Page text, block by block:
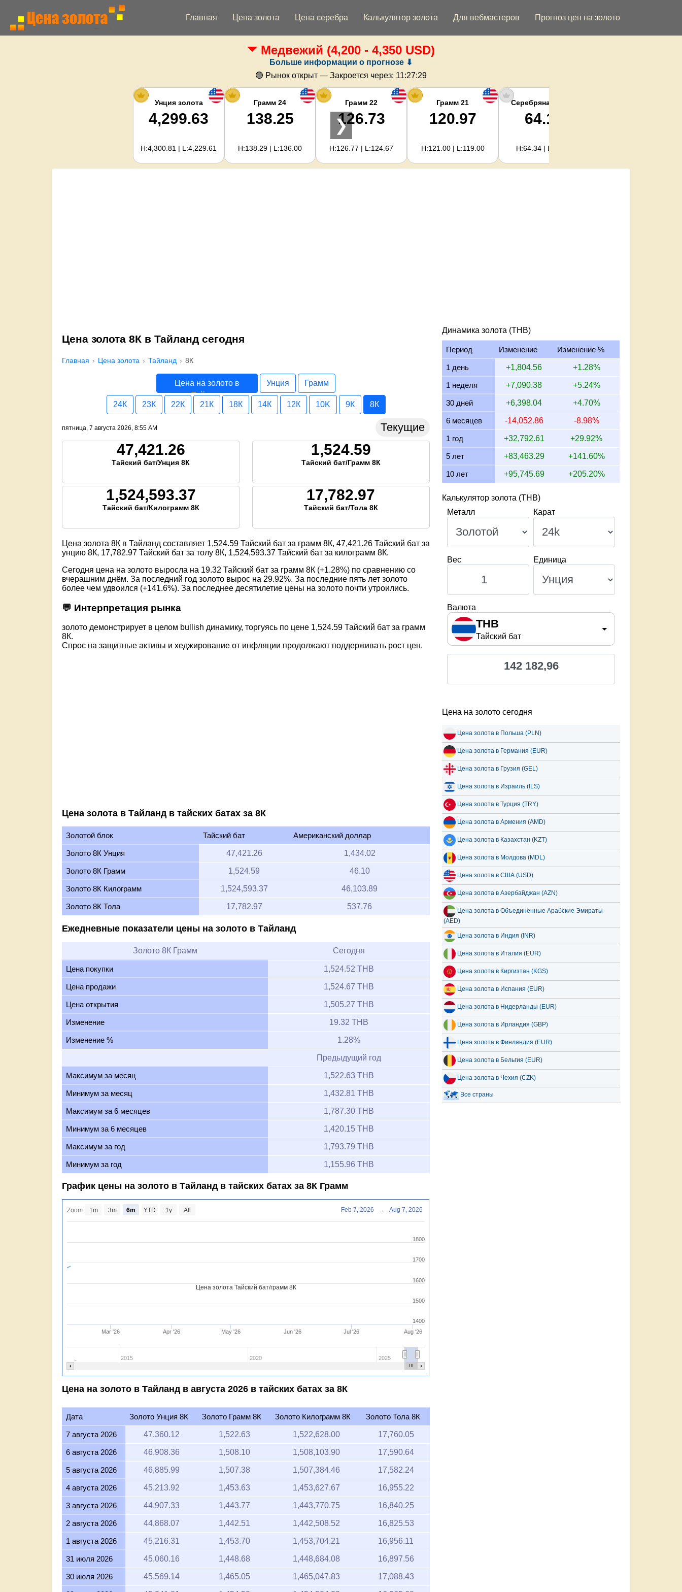
Главная Цена золота Цена серебра Калькулятор золота Для вебмастеров Прогноз цен на золото
Медвежий (4,200 - 4,350 USD)
Больше информации о прогнозе ⬇
🟢 Рынок открыт — Закроется через: 11:27:28
Унция золота
4,299.63
H:4,300.81 | L:4,229.61
Грамм 24
138.25
H:138.29 | L:136.00
Грамм 22
126.73
H:126.77 | L:124.67
Грамм 21
120.97
H:121.00 | L:119.00
Серебряная унция
64.16
H:64.34 | L:61.15
❯
Цена золота 8К в Тайланд сегодня
Главная Цена золота Тайланд 8К
Цена на золото в
Тайланд
Унция Грамм
24К 23К 22К 21К 18К 14К 12К 10K 9К 8К
пятница, 7 августа 2026, 8:55 AM Текущие
47,421.26
Тайский бат/Унция 8К
1,524.59
Тайский бат/Грамм 8К
1,524,593.37
Тайский бат/Килограмм 8К
17,782.97
Тайский бат/Тола 8К
Цена золота 8К в Тайланд составляет 1,524.59 Тайский бат за грамм 8К, 47,421.26 Тайский бат за
унцию 8К, 17,782.97 Тайский бат за толу 8К, 1,524,593.37 Тайский бат за килограмм 8К.
Сегодня цена на золото выросла на 19.32 Тайский бат за грамм 8К (+1.28%) по сравнению со
вчерашним днём. За последний год золото вырос на 29.92%. За последние пять лет золото
более чем удвоился (+141.6%). За последнее десятилетие цены на золото почти утроились.
💬 Интерпретация рынка
золото демонстрирует в целом bullish динамику, торгуясь по цене 1,524.59 Тайский бат за грамм
8К.
Спрос на защитные активы и хеджирование от инфляции продолжают поддерживать рост цен.
Цена золота в Тайланд в тайских батах за 8К
Золотой блок Тайский бат Американский доллар
Золото 8К Унция 47,421.26 1,434.02
Золото 8К Грамм 1,524.59 46.10
Золото 8К Килограмм 1,524,593.37 46,103.89
Золото 8К Тола 17,782.97 537.76
Ежедневные показатели цены на золото в Тайланд
Золото 8К Грамм Сегодня
Цена покупки 1,524.52 THB
Цена продажи 1,524.67 THB
Цена открытия 1,505.27 THB
Изменение 19.32 THB
Изменение % 1.28%
Предыдущий год
Максимум за месяц 1,522.63 THB
Минимум за месяц 1,432.81 THB
Максимум за 6 месяцев 1,787.30 THB
Минимум за 6 месяцев 1,420.15 THB
Максимум за год 1,793.79 THB
Минимум за год 1,155.96 THB
График цены на золото в Тайланд в тайских батах за 8К Грамм
Цена золота Тайский бат/грамм 8К
Mar '26 Apr '26 May '26 Jun '26 Jul '26 Aug '26
2015 2020 2025
1400
1500
1600
1700
1800
Zoom 1m 3m 6m YTD 1y All Feb 7, 2026 → Aug 7, 2026
Цена на золото в Тайланд в августа 2026 в тайских батах за 8К
Дата Золото Унция 8К Золото Грамм 8К Золото Килограмм 8К Золото Тола 8К
7 августа 2026 47,360.12 1,522.63 1,522,628.00 17,760.05
6 августа 2026 46,908.36 1,508.10 1,508,103.90 17,590.64
5 августа 2026 46,885.99 1,507.38 1,507,384.46 17,582.24
4 августа 2026 45,213.92 1,453.63 1,453,627.67 16,955.22
3 августа 2026 44,907.33 1,443.77 1,443,770.75 16,840.25
2 августа 2026 44,868.07 1,442.51 1,442,508.52 16,825.53
1 августа 2026 45,216.31 1,453.70 1,453,704.21 16,956.11
31 июля 2026 45,060.16 1,448.68 1,448,684.08 16,897.56
30 июля 2026 45,569.14 1,465.05 1,465,047.83 17,088.43
Динамика золота (THB)
Период Изменение Изменение %
1 день +1,804.56 +1.28%
1 неделя +7,090.38 +5.24%
30 дней +6,398.04 +4.70%
6 месяцев -14,052.86 -8.98%
1 год +32,792.61 +29.92%
5 лет +83,463.29 +141.60%
10 лет +95,745.69 +205.20%
Калькулятор золота (THB)
Металл
Карат
Вес Единица
Валюта
THB
Тайский бат
142 182,96
Цена на золото сегодня
Цена золота в Польша (PLN)
Цена золота в Германия (EUR)
Цена золота в Грузия (GEL)
Цена золота в Израиль (ILS)
Цена золота в Турция (TRY)
Цена золота в Армения (AMD)
Цена золота в Казахстан (KZT)
Цена золота в Молдова (MDL)
Цена золота в США (USD)
Цена золота в Азербайджан (AZN)
Цена золота в Объединённые Арабские Эмираты
(AED)
Цена золота в Индия (INR)
Цена золота в Италия (EUR)
Цена золота в Киргизтан (KGS)
Цена золота в Испания (EUR)
Цена золота в Нидерланды (EUR)
Цена золота в Ирландия (GBP)
Цена золота в Финляндия (EUR)
Цена золота в Бельгия (EUR)
Цена золота в Чехия (CZK)
Все страны